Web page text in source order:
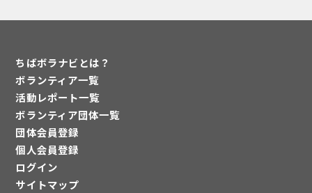
ちばボラナビとは？
ボランティア一覧
活動レポート一覧
ボランティア団体一覧
団体会員登録
個人会員登録
ログイン
サイトマップ